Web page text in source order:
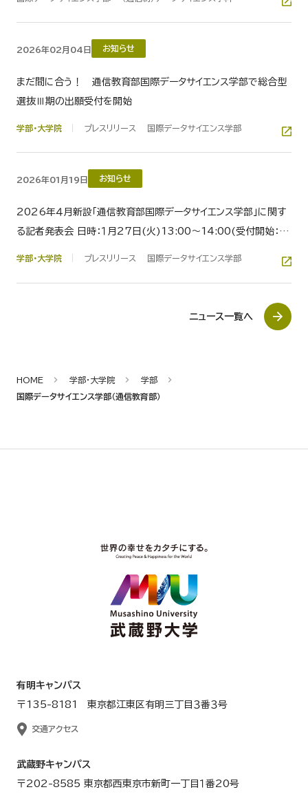
2026年02月04日 お知らせ
まだ間に合う！ 通信教育部国際データサイエンス学部で総合型
選抜Ⅲ期の出願受付を開始
学部・大学院 プレスリリース 国際データサイエンス学部
2026年01月19日 お知らせ
2026年４月新設「通信教育部国際データサイエンス学部」に関す
る記者発表会 日時：１月27日(火)13:00～14:00(受付開始：
学部・大学院 プレスリリース 国際データサイエンス学部
ニュース一覧へ
HOME 学部・大学院
学部
国際データサイエンス学部（通信教育部）
有明キャンパス
〒135-8181 東京都江東区有明三丁目３番３号
交通アクセス
武蔵野キャンパス
〒202-8585 東京都西東京市新町一丁目１番20号